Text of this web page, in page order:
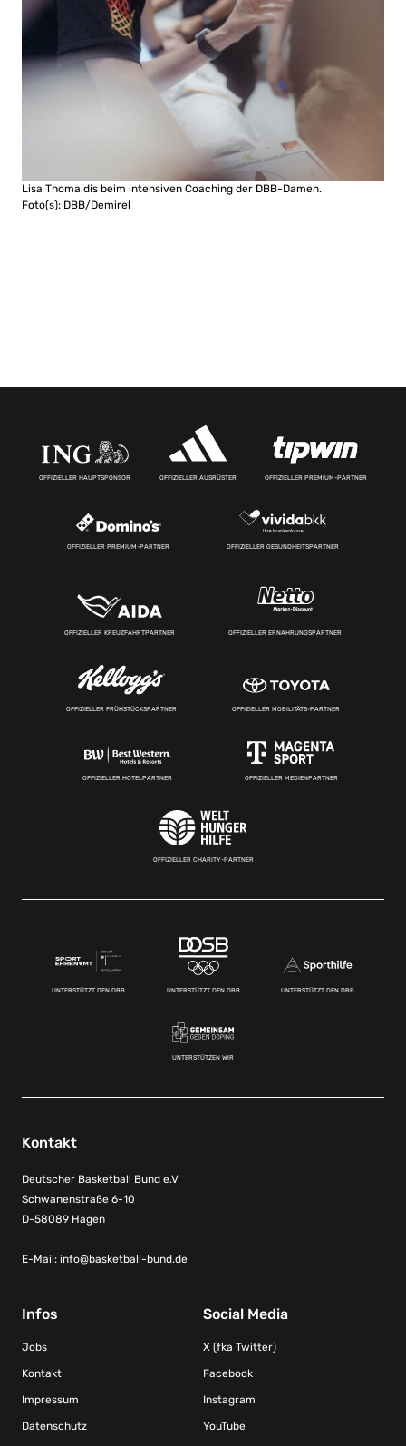
Lisa Thomaidis beim intensiven Coaching der DBB-Damen.
Foto(s): DBB/Demirel
OFFIZIELLER HAUPTSPONSOR OFFIZIELLER AUSRÜSTER OFFIZIELLER PREMIUM-PARTNER
OFFIZIELLER PREMIUM-PARTNER OFFIZIELLER GESUNDHEITSPARTNER
OFFIZIELLER KREUZFAHRTPARTNER OFFIZIELLER ERNÄHRUNGSPARTNER
OFFIZIELLER FRÜHSTÜCKSPARTNER OFFIZIELLER MOBILITÄTS-PARTNER
OFFIZIELLER HOTELPARTNER OFFIZIELLER MEDIENPARTNER
OFFIZIELLER CHARITY-PARTNER
UNTERSTÜTZT DEN DBB UNTERSTÜTZT DEN DBB UNTERSTÜTZT DEN DBB
UNTERSTÜTZEN WIR
Kontakt
Deutscher Basketball Bund e.V
Schwanenstraße 6-10
D-58089 Hagen
E-Mail: info@basketball-bund.de
Infos
Jobs
Kontakt
Impressum
Datenschutz
Social Media
X (fka Twitter)
Facebook
Instagram
YouTube